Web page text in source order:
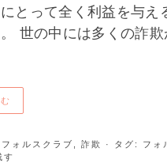
とって全く利益を与え
世の中には多くの詐
フォルスクラブ ,詐欺 · タグ: フォ
す